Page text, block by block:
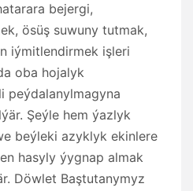
bejergi,
ösüş suwuny tutmak,
iýmitlendirmek işleri
oba hojalyk
peýdalanylmagyna
Şeýle hem ýazlyk
beýleki azyklyk ekinlere
hasyly ýygnap almak
Döwlet Baştutanymyz